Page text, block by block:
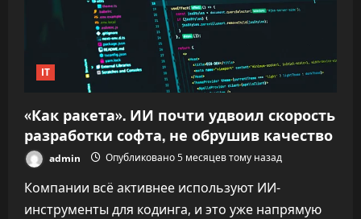
IT
«Как ракета». ИИ почти удвоил скорость
разработки софта, не обрушив качество
admin Опубликовано 5 месяцев тому назад
Компании всё активнее используют ИИ-
инструменты для кодинга, и это уже напрямую